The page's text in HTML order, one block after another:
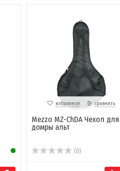
избранное сравнить
Mezzo MZ-ChDA Чехол для
домры альт
(0)